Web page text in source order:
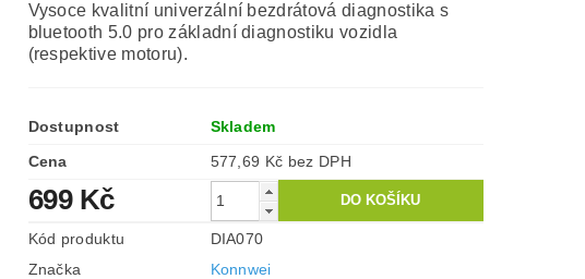
Vysoce kvalitní univerzální bezdrátová diagnostika s
bluetooth 5.0 pro základní diagnostiku vozidla
(respektive motoru).
Dostupnost
Skladem
Cena
577,69 Kč bez DPH
699 Kč
Kód produktu
DIA070
Značka
Konnwei